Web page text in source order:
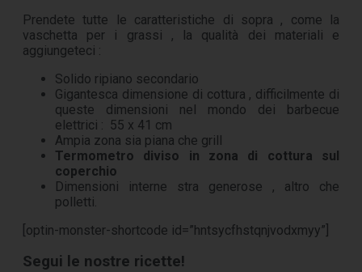
Prendete tutte le caratteristiche di sopra , come la
vaschetta per i grassi , la qualità dei materiali e
aggiungeteci :
Solido ripiano secondario
Gigantesca dimensione di cottura , difficilmente di
queste dimensioni nel mondo dei barbecue
elettrici : 55 x 41 cm
Ampia zona sia piana che grill
Termometro diviso in zona di cottura sul
coperchio
Dimensioni interne stra generose , altro che
polletti.
[optin-monster-shortcode id=”hntsycfhstqnjvodxmyy”]
Segui le nostre ricette!